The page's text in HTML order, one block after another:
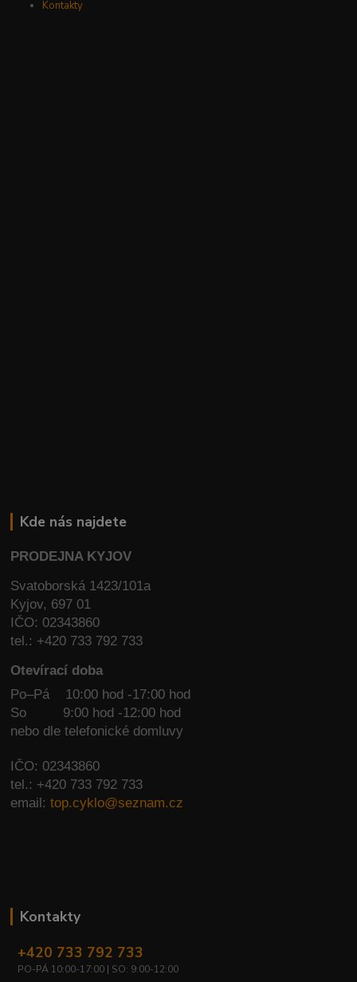
Kontakty
Kde nás najdete
PRODEJNA KYJOV
Svatoborská 1423/101a
Kyjov, 697 01
IČO: 02343860
tel.: +420 733 792 733
Otevírací doba
Po–Pá 10:00 hod -17:00 hod
So
9:00 hod -12:00 hod
nebo dle telefonické domluvy
IČO: 02343860
tel.: +420 733 792 733
email:top.cyklo@seznam.cz
Kontakty
+420 733 792 733
PO-PÁ 10:00-17:00 | SO: 9:00-12:00